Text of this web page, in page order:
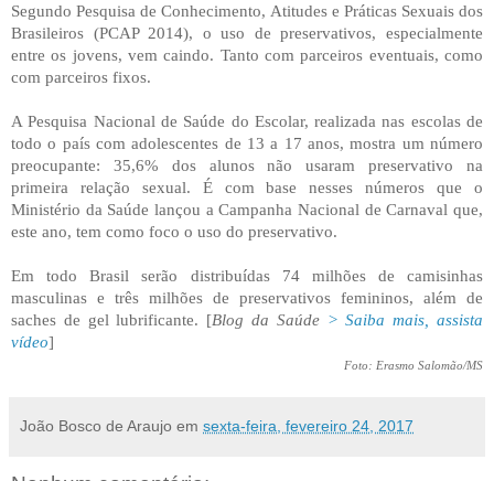
Segundo Pesquisa de Conhecimento, Atitudes e Práticas Sexuais dos
Brasileiros (PCAP 2014), o uso de preservativos, especialmente
entre os jovens, vem caindo. Tanto com parceiros eventuais, como
com parceiros fixos.
A Pesquisa Nacional de Saúde do Escolar, realizada nas escolas de
todo o país com adolescentes de 13 a 17 anos, mostra um número
preocupante: 35,6% dos alunos não usaram preservativo na
primeira relação sexual. É com base nesses números que o
Ministério da Saúde lançou a Campanha Nacional de Carnaval que,
este ano, tem como foco o uso do preservativo.
Em todo Brasil serão distribuídas 74 milhões de camisinhas
masculinas e três milhões de preservativos femininos, além de
saches de gel lubrificante. [Blog da Saúde > Saiba mais, assista
vídeo]
Foto: Erasmo Salomão/MS
João Bosco de Araujo em sexta-feira, fevereiro 24, 2017